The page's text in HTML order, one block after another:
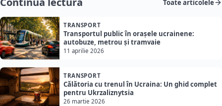
Toate articolele
TRANSPORT
Transportul public în orașele ucrainene:
autobuze, metrou și tramvaie
11 aprilie 2026
TRANSPORT
Călătoria cu trenul în Ucraina: Un ghid complet
pentru Ukrzaliznytsia
26 martie 2026